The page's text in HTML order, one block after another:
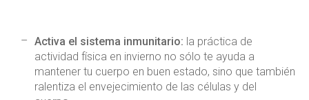
Activa el sistema inmunitario: la práctica de
actividad física en invierno no sólo te ayuda a
mantener tu cuerpo en buen estado, sino que también
ralentiza el envejecimiento de las células y del